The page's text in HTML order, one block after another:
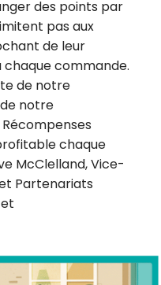
des points par
pas aux
de leur
commande.
de notre
notre
chaque
McClelland, Vice-
Partenariats